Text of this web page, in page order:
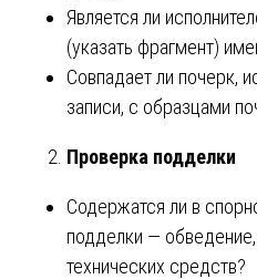
Является ли
(указать фрагмент)
Совпадает ли почерк,
записи, с образцами
Проверка подделки
Содержатся ли в
подделки —
технических средств?